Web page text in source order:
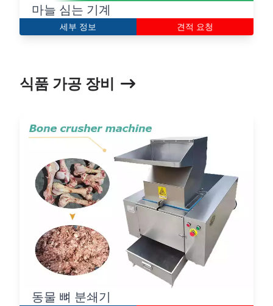
마늘 심는 기계
세부 정보 견적 요청
식품 가공 장비
동물 뼈 분쇄기